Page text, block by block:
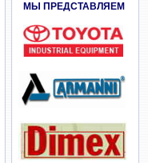
МЫ ПРЕДСТАВЛЯЕМ